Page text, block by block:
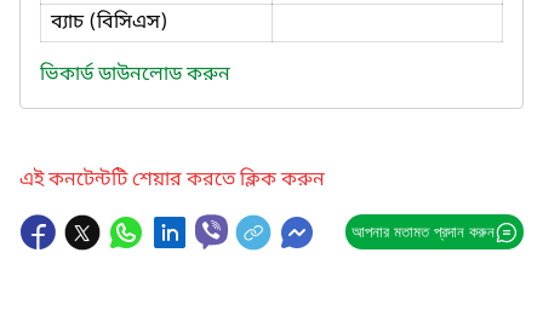
ব্যাচ (বিসিএস)
ভিকার্ড ডাউনলোড করুন
এই কনটেন্টটি শেয়ার করতে ক্লিক করুন
আপনার মতামত প্রদান করুন